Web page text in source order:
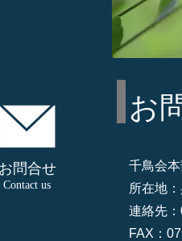
お問合せ
Contact us
お
千鳥会本
所在地
連絡先
FAX：